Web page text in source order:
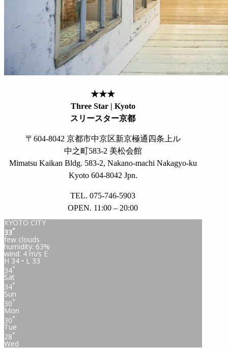
★★★
Three Star | Kyoto
スリースター京都
〒604-8042 京都市中京区新京極通四条上ル
中之町583-2 美松会館
Mimatsu Kaikan Bldg. 583-2, Nakano-machi Nakagyo-ku
Kyoto 604-8042 Jpn.
TEL. 075-746-5903
OPEN. 11:00 – 20:00
KYOTO CITY
33°
few clouds
humidity: 63%
wind: 4 m/s E
H 34 • L 33
34°
Sat
34°
Sun
30°
Mon
30°
Tue
28°
Wed